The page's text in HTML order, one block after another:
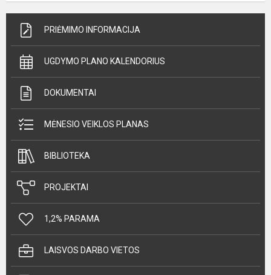
PRIĖMIMO INFORMACIJA
UGDYMO PLANO KALENDORIUS
DOKUMENTAI
MĖNESIO VEIKLOS PLANAS
BIBLIOTEKA
PROJEKTAI
1,2% PARAMA
LAISVOS DARBO VIETOS